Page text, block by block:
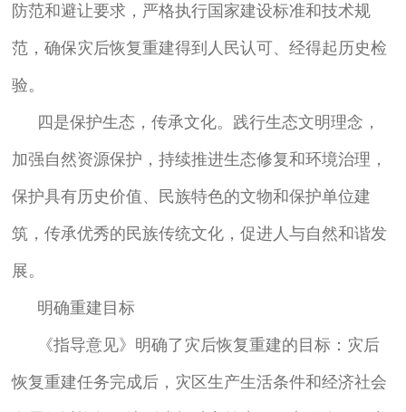
防范和避让要求，严格执行国家建设标准和技术规
范，确保灾后恢复重建得到人民认可、经得起历史检
验。
四是保护生态，传承文化。践行生态文明理念，
加强自然资源保护，持续推进生态修复和环境治理，
保护具有历史价值、民族特色的文物和保护单位建
筑，传承优秀的民族传统文化，促进人与自然和谐发
展。
明确重建目标
《指导意见》明确了灾后恢复重建的目标：灾后
恢复重建任务完成后，灾区生产生活条件和经济社会